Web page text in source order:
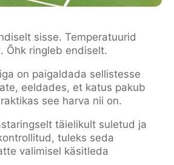
sisse. Temperatuurid
Õhk ringleb endiselt.
on paigaldada sellistesse
eeldades, et katus pakub
see harva nii on.
täielikult suletud ja
tuleks seda
valimisel käsitleda